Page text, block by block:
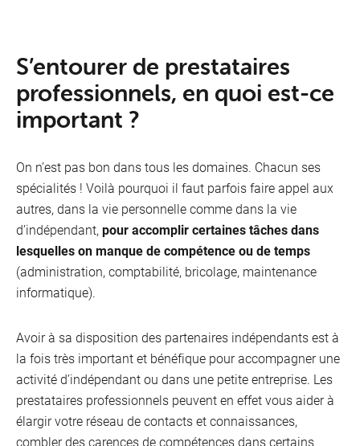
S’entourer de prestataires
professionnels, en quoi est-ce
important ?
On n’est pas bon dans tous les domaines. Chacun ses
spécialités ! Voilà pourquoi il faut parfois faire appel aux
autres, dans la vie personnelle comme dans la vie
d’indépendant,pour accomplir certaines tâches dans
lesquelles on manque de compétence ou de temps
(administration, comptabilité, bricolage, maintenance
informatique).
Avoir à sa disposition des partenaires indépendants est à
la fois très important et bénéfique pour accompagner une
activité d’indépendant ou dans une petite entreprise. Les
prestataires professionnels peuvent en effet vous aider à
élargir votre réseau de contacts et connaissances,
combler des carences de compétences dans certains